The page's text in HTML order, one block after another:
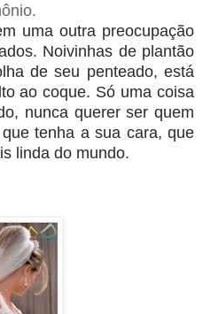
uma outra preocupação
Noivinhas de plantão
de seu penteado, está
ao coque. Só uma coisa
nunca querer ser quem
tenha a sua cara, que
linda do mundo.